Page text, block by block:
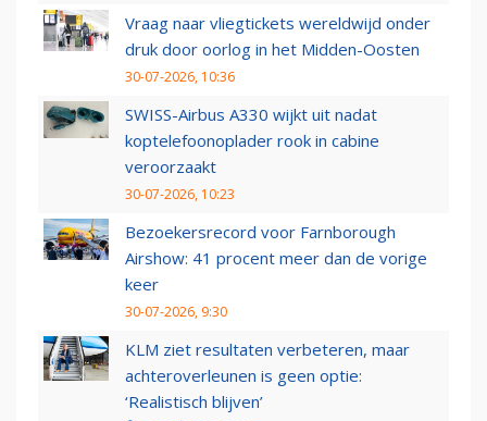
Vraag naar vliegtickets wereldwijd onder
druk door oorlog in het Midden-Oosten
30-07-2026, 10:36
SWISS-Airbus A330 wijkt uit nadat
koptelefoonoplader rook in cabine
veroorzaakt
30-07-2026, 10:23
Bezoekersrecord voor Farnborough
Airshow: 41 procent meer dan de vorige
keer
30-07-2026, 9:30
KLM ziet resultaten verbeteren, maar
achteroverleunen is geen optie:
‘Realistisch blijven’